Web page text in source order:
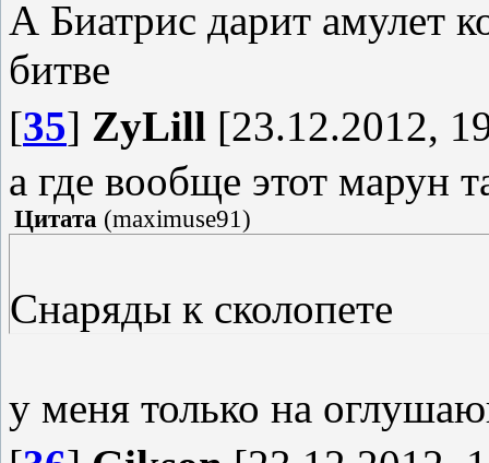
А Биатрис дарит амулет
битве
[35] ZyLill [23.12.2012,
а где вообще этот марун
Цитата (maximuse91)
Снаряды к сколопете
у меня только на